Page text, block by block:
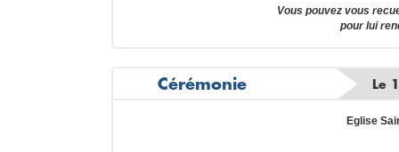
Vous pouvez vous
pour lui
Cérémonie Le
Eglise